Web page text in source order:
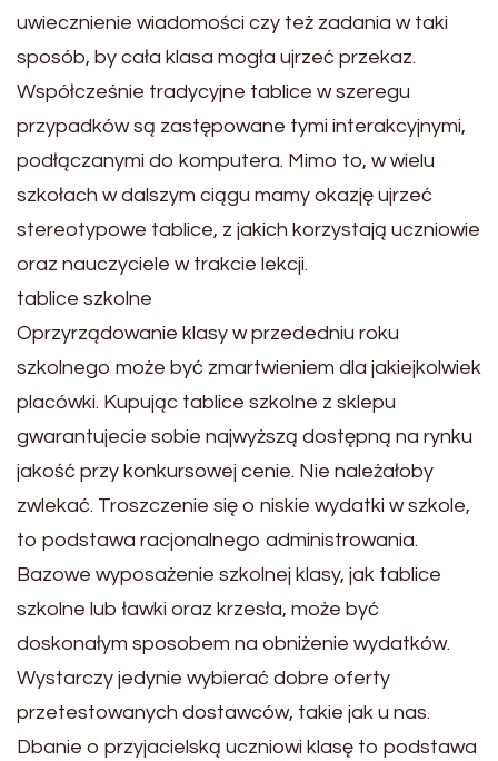
uwiecznienie wiadomości czy też zadania w taki
sposób, by cała klasa mogła ujrzeć przekaz.
Współcześnie tradycyjne tablice w szeregu
przypadków są zastępowane tymi interakcyjnymi,
podłączanymi do komputera. Mimo to, w wielu
szkołach w dalszym ciągu mamy okazję ujrzeć
stereotypowe tablice, z jakich korzystają uczniowie
oraz nauczyciele w trakcie lekcji.
tablice szkolne
Oprzyrządowanie klasy w przededniu roku
szkolnego może być zmartwieniem dla jakiejkolwiek
placówki. Kupując tablice szkolne z sklepu
gwarantujecie sobie najwyższą dostępną na rynku
jakość przy konkursowej cenie. Nie należałoby
zwlekać. Troszczenie się o niskie wydatki w szkole,
to podstawa racjonalnego administrowania.
Bazowe wyposażenie szkolnej klasy, jak tablice
szkolne lub ławki oraz krzesła, może być
doskonałym sposobem na obniżenie wydatków.
Wystarczy jedynie wybierać dobre oferty
przetestowanych dostawców, takie jak u nas.
Dbanie o przyjacielską uczniowi klasę to podstawa